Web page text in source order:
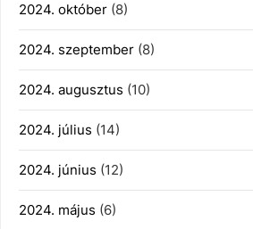
2024. október (8)
2024. szeptember (8)
2024. augusztus (10)
2024. július (14)
2024. június (12)
2024. május (6)